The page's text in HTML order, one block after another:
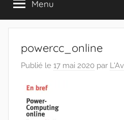
trésors
l'Aventure
Apple
Menu
powercc_online
Publié le 17 mai 2020 par